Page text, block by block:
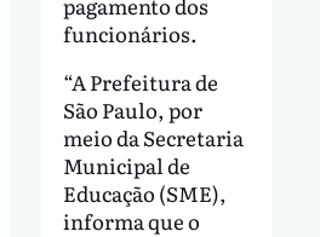
funcionários.
“A Prefeitura de
São Paulo, por
meio da Secretaria
Municipal de
Educação (SME),
informa que o